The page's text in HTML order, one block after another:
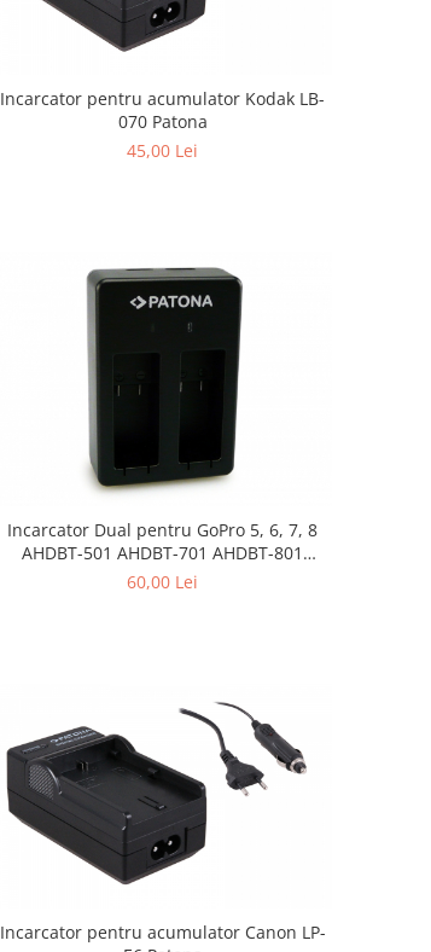
Incarcator pentru acumulator Kodak LB-
070 Patona
45,00 Lei
Incarcator Dual pentru GoPro 5, 6, 7, 8
AHDBT-501 AHDBT-701 AHDBT-801
Patona
60,00 Lei
Incarcator pentru acumulator Canon LP-